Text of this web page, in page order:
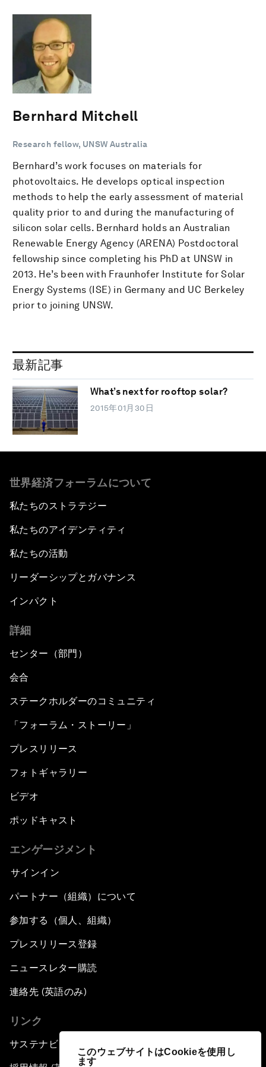
このウェブサイトはCookieを使用し
ます
Bernhard Mitchell
Research fellow, UNSW Australia
Bernhard’s work focuses on materials for
photovoltaics. He develops optical inspection
methods to help the early assessment of material
quality prior to and during the manufacturing of
silicon solar cells. Bernhard holds an Australian
Renewable Energy Agency (ARENA) Postdoctoral
fellowship since completing his PhD at UNSW in
2013. He’s been with Fraunhofer Institute for Solar
Energy Systems (ISE) in Germany and UC Berkeley
prior to joining UNSW.
最新記事
What’s next for rooftop solar?
2015年01月30日
世界経済フォーラムについて
私たちのストラテジー
私たちのアイデンティティ
私たちの活動
リーダーシップとガバナンス
インパクト
詳細
センター（部門）
会合
ステークホルダーのコミュニティ
「フォーラム・ストーリー」
プレスリリース
フォトギャラリー
ビデオ
ポッドキャスト
エンゲージメント
サインイン
パートナー（組織）について
参加する（個人、組織）
プレスリリース登録
ニュースレター購読
連絡先 (英語のみ)
リンク
サステナビリティへの取り組み